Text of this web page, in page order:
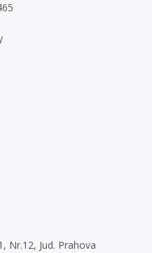
Nr.12, Jud. Prahova